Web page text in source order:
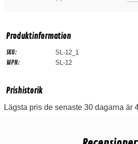
Produktinformation
SKU: SL-12_1
MPN: SL-12
Prishistorik
Lägsta pris de senaste 30 dagarna är